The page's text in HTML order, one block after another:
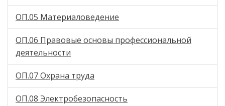
ОП.05 Материаловедение
ОП.06 Правовые основы профессиональной
деятельности
ОП.07 Охрана труда
ОП.08 Электробезопасность